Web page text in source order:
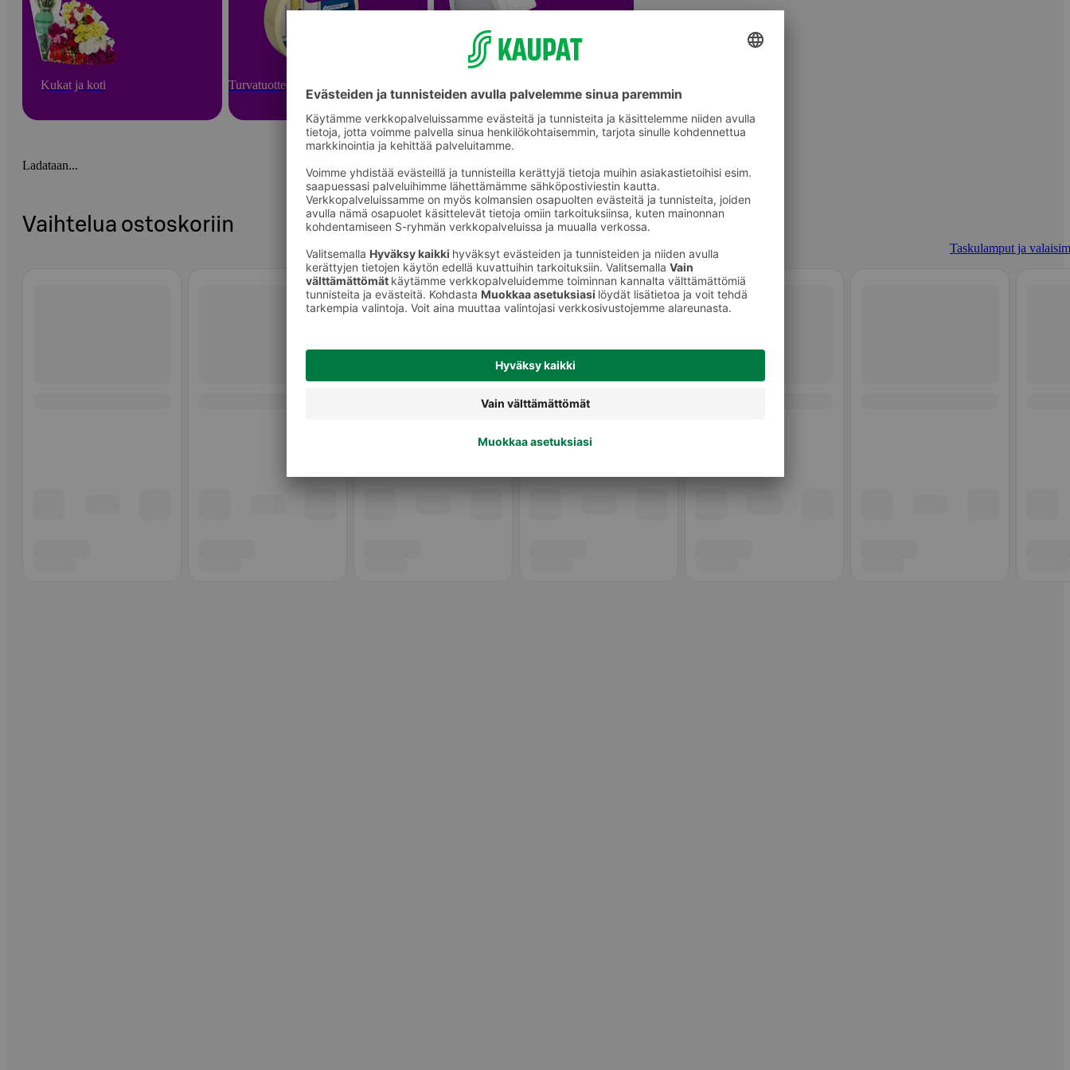
Kukat ja koti Turvatuotteet ja arjen apuvälineet
Ladataan...
Vaihtelua ostoskoriin
Taskulamput ja